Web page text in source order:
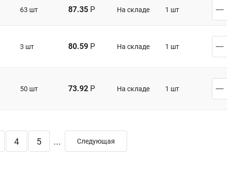
63 шт 87.35 Р На складе 1 шт
3 шт 80.59 Р На складе 1 шт
50 шт 73.92 Р На складе 1 шт
4 5 ... Следующая